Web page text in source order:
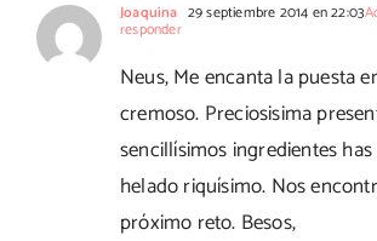
Joaquina 29 septiembre 2014 en 22:03
responder
Neus, Me encanta la puesta
cremoso. Preciosisima
sencillísimos ingredientes
helado riquísimo. Nos
próximo reto. Besos,